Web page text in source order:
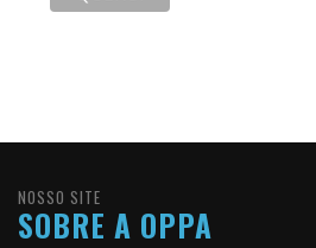
NOSSO SITE
SOBRE A OPPA